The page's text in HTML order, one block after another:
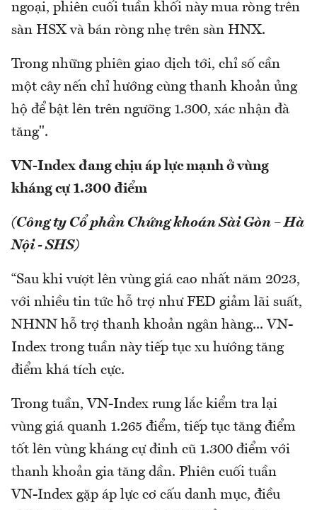
ngoại, phiên cuối tuần khối này mua ròng trên
sàn HSX và bán ròng nhẹ trên sàn HNX.
Trong những phiên giao dịch tới, chỉ số cần
một cây nến chỉ hướng cùng thanh khoản ủng
hộ để bật lên trên ngưỡng 1.300, xác nhận đà
tăng".
VN-Index đang chịu áp lực mạnh ở vùng
kháng cự 1.300 điểm
(Công ty Cổ phần Chứng khoán Sài Gòn – Hà
Nội - SHS)
“Sau khi vượt lên vùng giá cao nhất năm 2023,
với nhiều tin tức hỗ trợ như FED giảm lãi suất,
NHNN hỗ trợ thanh khoản ngân hàng... VN-
Index trong tuần này tiếp tục xu hướng tăng
điểm khá tích cực.
Trong tuần, VN-Index rung lắc kiểm tra lại
vùng giá quanh 1.265 điểm, tiếp tục tăng điểm
tốt lên vùng kháng cự đinh cũ 1.300 điểm với
thanh khoản gia tăng dần. Phiên cuối tuần
VN-Index gặp áp lực cơ cấu danh mục, điều